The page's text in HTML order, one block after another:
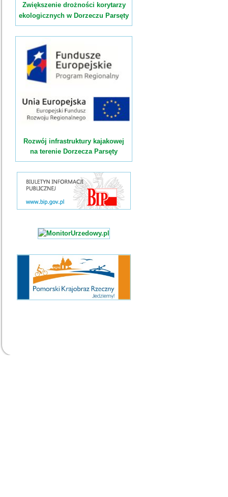
Zwiększenie drożności korytarzy
ekologicznych w Dorzeczu Parsęty
Rozwój infrastruktury kajakowej
na terenie Dorzecza Parsęty